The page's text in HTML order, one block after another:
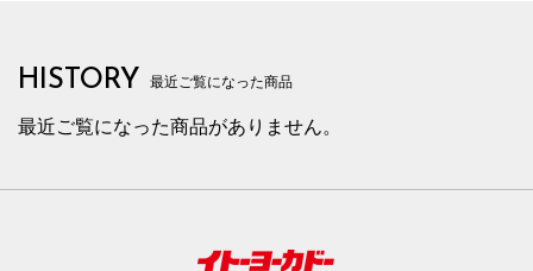
HISTORY 最近ご覧になった商品
最近ご覧になった商品がありません。